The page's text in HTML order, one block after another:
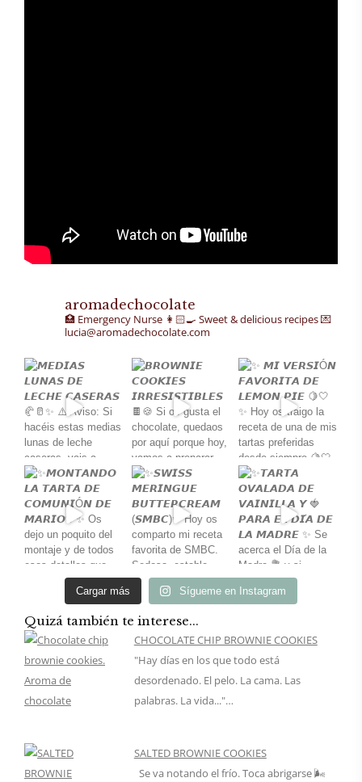
aromadechocolate
🏥 Emergency Nurse 👩🏻‍🍳 Sweet & delicious recipes💌
lucia@aromadechocolate.com
Cargar más Sígueme en Instagram
Quizá también te interese...
CHOCOLATE CHIP BROWNIE COOKIES
"Hay días en los que todo está
desordenado. El pelo. La cama. Las
palabras. La vida..."…
SALTED BROWNIE COOKIES
Se va notando el frío. Toca abrigarse 🌬